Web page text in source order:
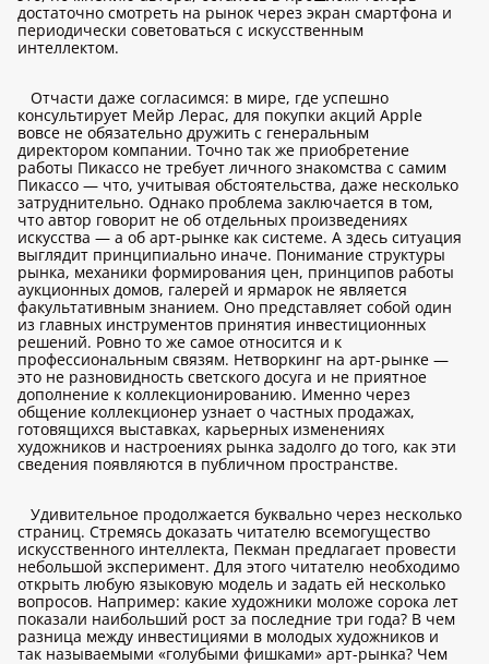
достаточно смотреть на рынок через экран смартфона и
периодически советоваться с искусственным
интеллектом.
Отчасти даже согласимся: в мире, где успешно
консультирует Мейр Лерас, для покупки акций Apple
вовсе не обязательно дружить с генеральным
директором компании. Точно так же приобретение
работы Пикассо не требует личного знакомства с самим
Пикассо — что, учитывая обстоятельства, даже несколько
затруднительно. Однако проблема заключается в том,
что автор говорит не об отдельных произведениях
искусства — а об арт-рынке как системе. А здесь ситуация
выглядит принципиально иначе. Понимание структуры
рынка, механики формирования цен, принципов работы
аукционных домов, галерей и ярмарок не является
факультативным знанием. Оно представляет собой один
из главных инструментов принятия инвестиционных
решений. Ровно то же самое относится и к
профессиональным связям. Нетворкинг на арт-рынке —
это не разновидность светского досуга и не приятное
дополнение к коллекционированию. Именно через
общение коллекционер узнает о частных продажах,
готовящихся выставках, карьерных изменениях
художников и настроениях рынка задолго до того, как эти
сведения появляются в публичном пространстве.
Удивительное продолжается буквально через несколько
страниц. Стремясь доказать читателю всемогущество
искусственного интеллекта, Пекман предлагает провести
небольшой эксперимент. Для этого читателю необходимо
открыть любую языковую модель и задать ей несколько
вопросов. Например: какие художники моложе сорока лет
показали наибольший рост за последние три года? В чем
разница между инвестициями в молодых художников и
так называемыми «голубыми фишками» арт-рынка? Чем